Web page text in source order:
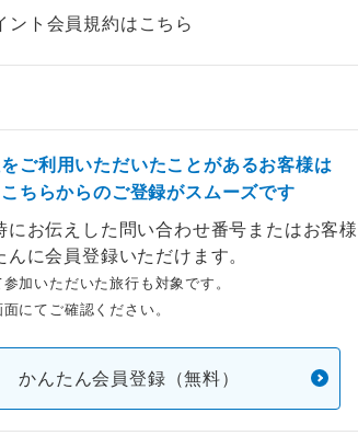
ント会員規約はこちら
ご利用いただいたことがあるお客様は
こちらからのご登録がスムーズです
にお伝えした問い合わせ番号またはお客
んに会員登録いただけます。
加いただいた旅行も対象です。
にてご確認ください。
かんたん会員登録（無料）